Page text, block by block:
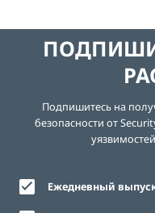
Подпишитесь на
безопасности от
Ежедневный